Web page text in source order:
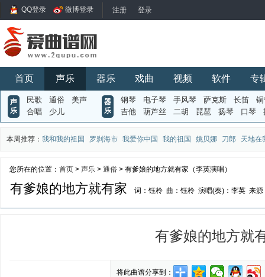
QQ登录 微博登录
首页 声乐 器乐 戏曲 视频 软件 专
声
乐
民歌 通俗
美声
合唱
少儿
器
乐
钢琴 电子琴 手风琴 萨克斯 长笛
吉他
葫芦丝 二胡 琵琶 扬琴 口琴
本周推荐： 我和我的祖国 罗刹海市 我爱你中国 我的祖国 姚贝娜 刀郎 天地在
您所在的位置： 首页 > 声乐 > 通俗 > 有爹娘的地方就有家（李英演唱）
有爹娘的地方就有家 词：钰柃 曲：钰柃 演唱(奏)：李英 来源
有爹娘的地方就
将此曲谱分享到：